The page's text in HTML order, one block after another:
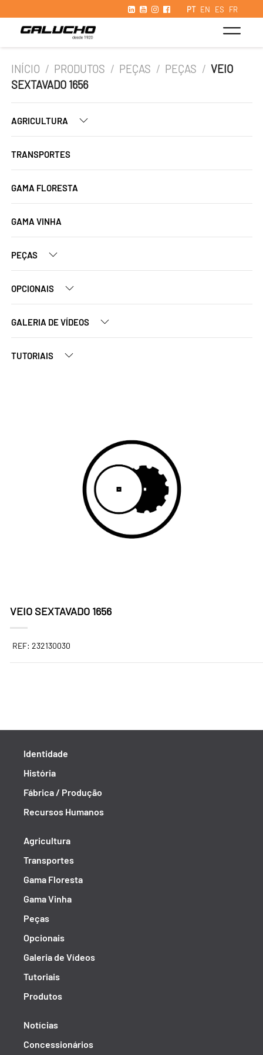
PT EN ES FR
INÍCIO / PRODUTOS / PEÇAS / PEÇAS / VEIO
SEXTAVADO 1656
AGRICULTURA
TRANSPORTES
GAMA FLORESTA
GAMA VINHA
PEÇAS
OPCIONAIS
GALERIA DE VÍDEOS
TUTORIAIS
VEIO SEXTAVADO 1656
REF: 232130030
Identidade
História
Fábrica / Produção
Recursos Humanos
Agricultura
Transportes
Gama Floresta
Gama Vinha
Peças
Opcionais
Galeria de Vídeos
Tutoriais
Produtos
Notícias
Concessionários